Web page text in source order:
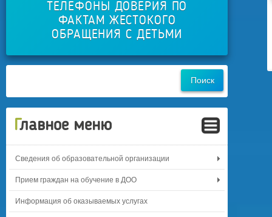
ТЕЛЕФОНЫ ДОВЕРИЯ ПО
ФАКТАМ ЖЕСТОКОГО
ОБРАЩЕНИЯ С ДЕТЬМИ
Главное меню
Сведения об образовательной организации
Прием граждан на обучение в ДОО
Информация об оказываемых услугах